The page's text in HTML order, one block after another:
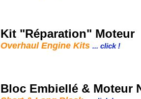
Kit "Réparation" Moteur
Overhaul Engine Kits ... click !
Bloc Embiellé & Moteur